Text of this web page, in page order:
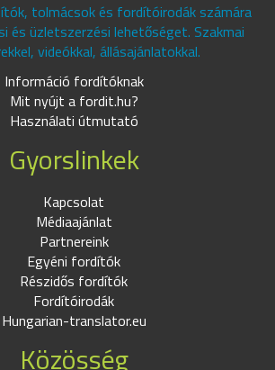
tolmácsok és fordítóirodák számára
és üzletszerzési lehetőséget. Szakmai
videókkal, állásajánlatokkal.
Információ fordítóknak
Mit nyújt a fordit.hu?
Használati útmutató
Gyorslinkek
Kapcsolat
Médiaajánlat
Partnereink
Egyéni fordítók
Részidős fordítók
Fordítóirodák
Hungarian-translator.eu
Közösség